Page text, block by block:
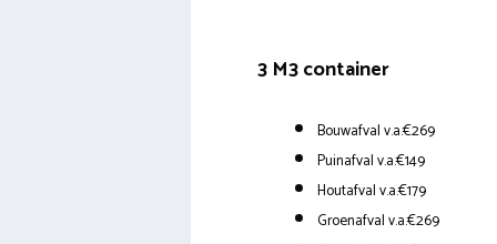
3 M3 container
Bouwafval v.a.€269
Puinafval v.a.€149
Houtafval v.a.€179
Groenafval v.a.€269